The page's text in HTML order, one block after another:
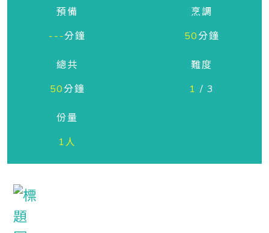
預備
---分鐘
烹調
50分鐘
總共
50分鐘
難度
1 / 3
份量
1人